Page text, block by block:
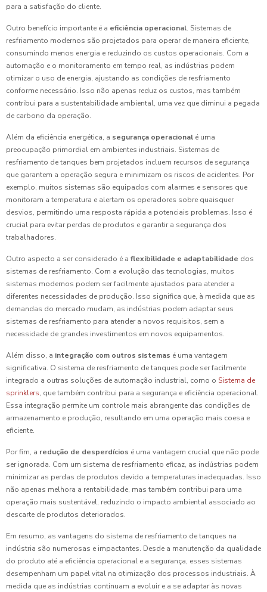
para a satisfação do cliente.
Outro benefício importante é a eficiência operacional. Sistemas de
resfriamento modernos são projetados para operar de maneira eficiente,
consumindo menos energia e reduzindo os custos operacionais. Com a
automação e o monitoramento em tempo real, as indústrias podem
otimizar o uso de energia, ajustando as condições de resfriamento
conforme necessário. Isso não apenas reduz os custos, mas também
contribui para a sustentabilidade ambiental, uma vez que diminui a pegada
de carbono da operação.
Além da eficiência energética, a segurança operacional é uma
preocupação primordial em ambientes industriais. Sistemas de
resfriamento de tanques bem projetados incluem recursos de segurança
que garantem a operação segura e minimizam os riscos de acidentes. Por
exemplo, muitos sistemas são equipados com alarmes e sensores que
monitoram a temperatura e alertam os operadores sobre quaisquer
desvios, permitindo uma resposta rápida a potenciais problemas. Isso é
crucial para evitar perdas de produtos e garantir a segurança dos
trabalhadores.
Outro aspecto a ser considerado é a flexibilidade e adaptabilidade dos
sistemas de resfriamento. Com a evolução das tecnologias, muitos
sistemas modernos podem ser facilmente ajustados para atender a
diferentes necessidades de produção. Isso significa que, à medida que as
demandas do mercado mudam, as indústrias podem adaptar seus
sistemas de resfriamento para atender a novos requisitos, sem a
necessidade de grandes investimentos em novos equipamentos.
Além disso, a integração com outros sistemas é uma vantagem
significativa. O sistema de resfriamento de tanques pode ser facilmente
integrado a outras soluções de automação industrial, como o Sistema de
sprinklers, que também contribui para a segurança e eficiência operacional.
Essa integração permite um controle mais abrangente das condições de
armazenamento e produção, resultando em uma operação mais coesa e
eficiente.
Por fim, a redução de desperdícios é uma vantagem crucial que não pode
ser ignorada. Com um sistema de resfriamento eficaz, as indústrias podem
minimizar as perdas de produtos devido a temperaturas inadequadas. Isso
não apenas melhora a rentabilidade, mas também contribui para uma
operação mais sustentável, reduzindo o impacto ambiental associado ao
descarte de produtos deteriorados.
Em resumo, as vantagens do sistema de resfriamento de tanques na
indústria são numerosas e impactantes. Desde a manutenção da qualidade
do produto até a eficiência operacional e a segurança, esses sistemas
desempenham um papel vital na otimização dos processos industriais. À
medida que as indústrias continuam a evoluir e a se adaptar às novas